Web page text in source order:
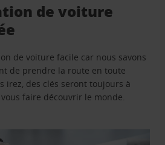
de voiture
de voiture facile car nous savons
de prendre la route en toute
irez, des clés seront toujours à
faire découvrir le monde.